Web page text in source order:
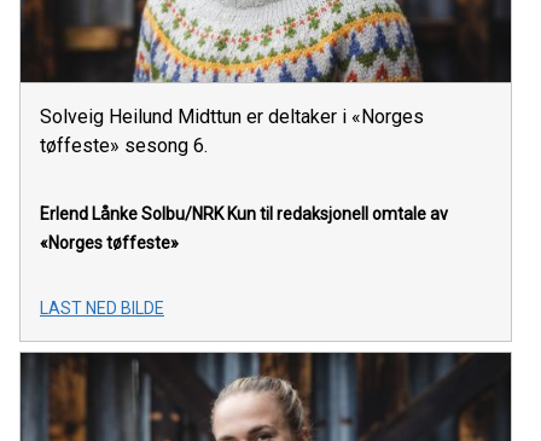
Solveig Heilund Midttun er deltaker i «Norges
tøffeste» sesong 6.
Erlend Lånke Solbu/NRK Kun til redaksjonell omtale av
«Norges tøffeste»
LAST NED BILDE